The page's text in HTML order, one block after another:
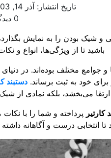
تاریخ انتشار: آذر 14, 1403
0 دیدگاه
و شیک بودن را به نمایش
باشید تا از ویژگی‌ها، انواع و
مختلف بوده‌اند. در دنیای
خود به ثبت برساند. دستبند
ارتقا می‌بخشد، بلکه نمادی از
کارتیر پرداخته و شما را با
انتخابی درست و آگاهانه داشته